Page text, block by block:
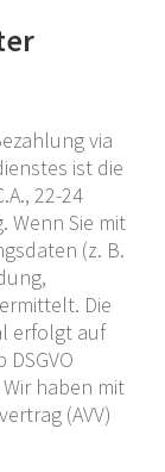
via
ist die
22-24
Wenn Sie mit
(z. B.
Die
erfolgt auf
haben mit
(AVV)